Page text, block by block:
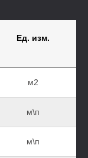
Ед. изм.
м2
м\п
м\п